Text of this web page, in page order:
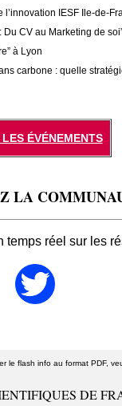
IESF Ile-de-
CV au Marketing de
à Lyon
carbone : quelle
ÉVÉNEMENTS
LA
temps réel sur les
le flash info au format PDF,
DE